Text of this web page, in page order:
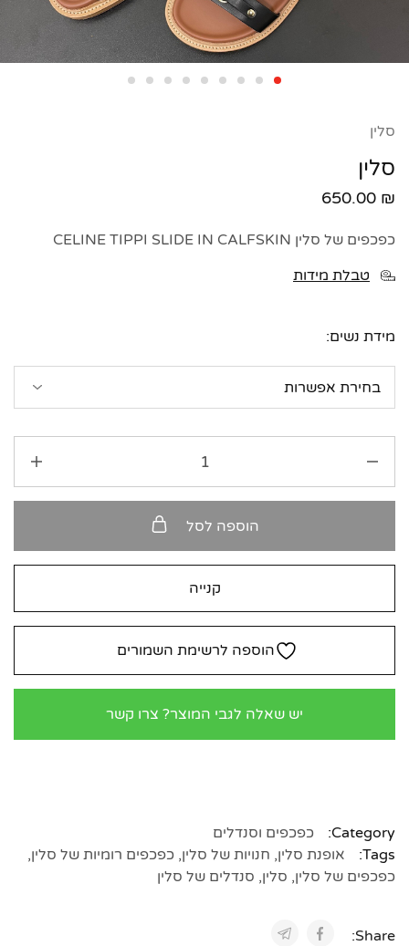
סלין
סלין
650.00 ₪
כפכפים של סלין CELINE TIPPI SLIDE IN CALFSKIN
טבלת מידות
מידת נשים:
הוספה לסל
קנייה
הוספה לרשימת השמורים
יש שאלה לגבי המוצר? צרו קשר
Category:
כפכפים וסנדלים
Tags:
אופנת סלין, חנויות של סלין, כפכפים רומיות של סלין,
כפכפים של סלין, סלין, סנדלים של סלין
Share: